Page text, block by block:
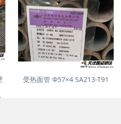
受热面管 Φ57×4 SA213-T91